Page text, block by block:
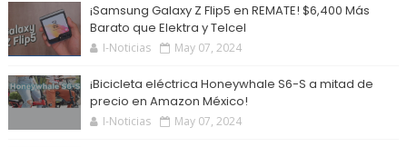
¡Samsung Galaxy Z Flip5 en REMATE! $6,400 Más
Barato que Elektra y Telcel
I-Noticias May 07, 2024
¡Bicicleta eléctrica Honeywhale S6-S a mitad de
precio en Amazon México!
I-Noticias May 07, 2024